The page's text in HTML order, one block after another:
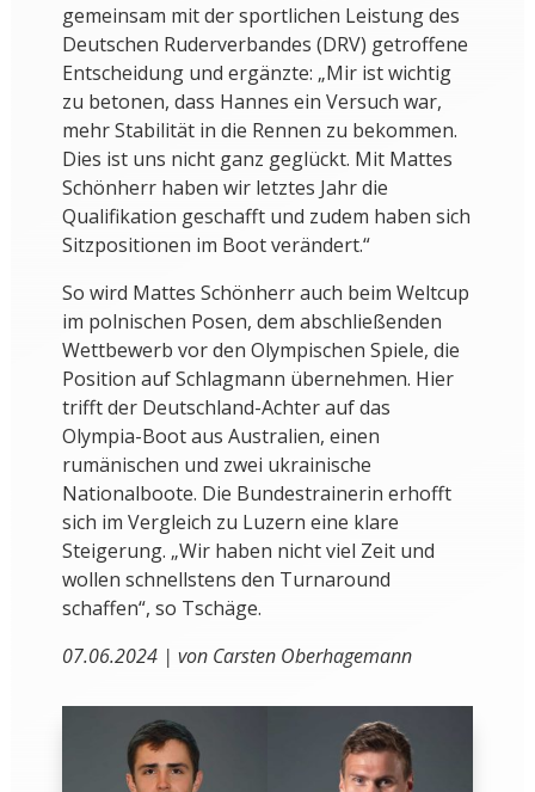
gemeinsam mit der sportlichen Leistung des
Deutschen Ruderverbandes (DRV) getroffene
Entscheidung und ergänzte: „Mir ist wichtig
zu betonen, dass Hannes ein Versuch war,
mehr Stabilität in die Rennen zu bekommen.
Dies ist uns nicht ganz geglückt. Mit Mattes
Schönherr haben wir letztes Jahr die
Qualifikation geschafft und zudem haben sich
Sitzpositionen im Boot verändert.“
So wird Mattes Schönherr auch beim Weltcup
im polnischen Posen, dem abschließenden
Wettbewerb vor den Olympischen Spiele, die
Position auf Schlagmann übernehmen. Hier
trifft der Deutschland-Achter auf das
Olympia-Boot aus Australien, einen
rumänischen und zwei ukrainische
Nationalboote. Die Bundestrainerin erhofft
sich im Vergleich zu Luzern eine klare
Steigerung. „Wir haben nicht viel Zeit und
wollen schnellstens den Turnaround
schaffen“, so Tschäge.
07.06.2024 | von Carsten Oberhagemann